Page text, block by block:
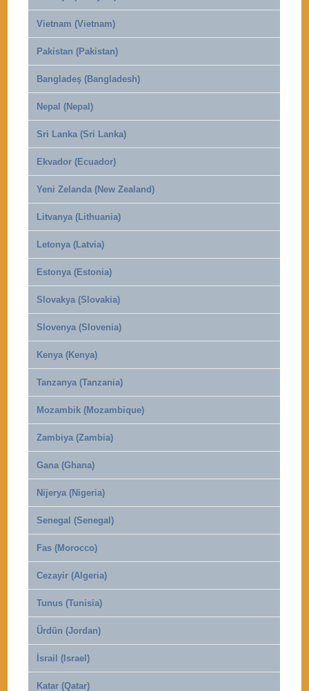
Vietnam (Vietnam)
Pakistan (Pakistan)
Bangladeş (Bangladesh)
Nepal (Nepal)
Sri Lanka (Sri Lanka)
Ekvador (Ecuador)
Yeni Zelanda (New Zealand)
Litvanya (Lithuania)
Letonya (Latvia)
Estonya (Estonia)
Slovakya (Slovakia)
Slovenya (Slovenia)
Kenya (Kenya)
Tanzanya (Tanzania)
Mozambik (Mozambique)
Zambiya (Zambia)
Gana (Ghana)
Nijerya (Nigeria)
Senegal (Senegal)
Fas (Morocco)
Cezayir (Algeria)
Tunus (Tunisia)
Ürdün (Jordan)
İsrail (Israel)
Katar (Qatar)